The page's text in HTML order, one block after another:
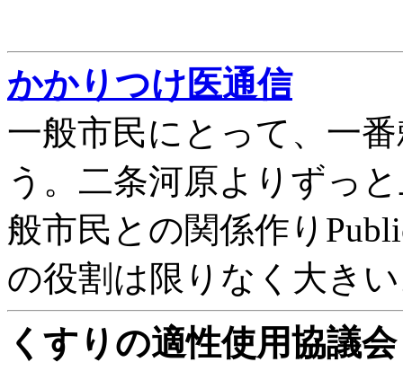
かかりつけ医通信
一般市民にとって、一
う。二条河原よりずっ
般市民との関係作り
の役割は限りなく大き
くすりの適性使用協議会